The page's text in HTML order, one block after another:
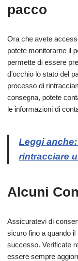
pacco
Ora che avete
potete monitorarne il
permette di essere
d’occhio lo stato del
processo di
consegna, potete
le informazioni di
Leggi
rintracciare
Alcuni
Assicuratevi di
sicuro fino a quando
successo. Verificate
essere sempre